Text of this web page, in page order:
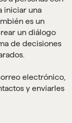
iniciar una
es un
un diálogo
de decisiones
electrónico,
y enviarles